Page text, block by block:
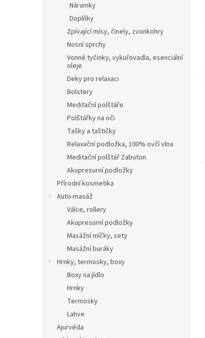
Náramky
Doplňky
Zpívající mísy, činely, zvonkohry
Nosní sprchy
Vonné tyčinky, vykuřovadla, esenciální
oleje
Deky pro relaxaci
Bolstery
Meditační polštáře
Polštářky na oči
Tašky a taštičky
Relaxační podložka, 100% ovčí vlna
Meditační polštář Zabuton
Akupresurní podložky
Přírodní kosmetika
Auto-masáž
Válce, rollery
Akupresurní podložky
Masážní míčky, sety
Masážní buráky
Hrnky, termosky, boxy
Boxy na jídlo
Hrnky
Termosky
Lahve
Ajurvéda